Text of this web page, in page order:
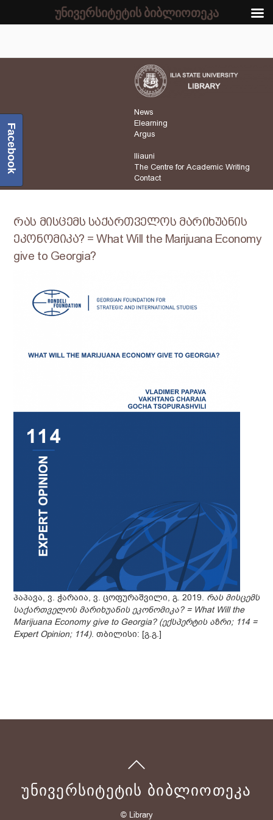
News
Elearning
Argus
Iliauni
The Centre for Academic Writing
Contact
რას მისცემს საქართველოს მარიხუანის
ეკონომიკა? = What Will the Marijuana Economy
give to Georgia?
პაპავა, ვ. ჭარაია, ვ. ცოფურაშვილი, გ. 2019. რას მისცემს
საქართველოს მარიხუანის ეკონომიკა? = What Will the
Marijuana Economy give to Georgia? (ექსპერტის აზრი; 114 =
Expert Opinion; 114). თბილისი: [გ.გ.]
ᲣᲜᲘᲕᲔᲠᲡᲘᲢᲔᲢᲘᲡ ᲑᲘᲑᲚᲘᲝᲗᲔᲙᲐ
© Library
Facebook
უნივერსიტეტის ბიბლიოთეკა